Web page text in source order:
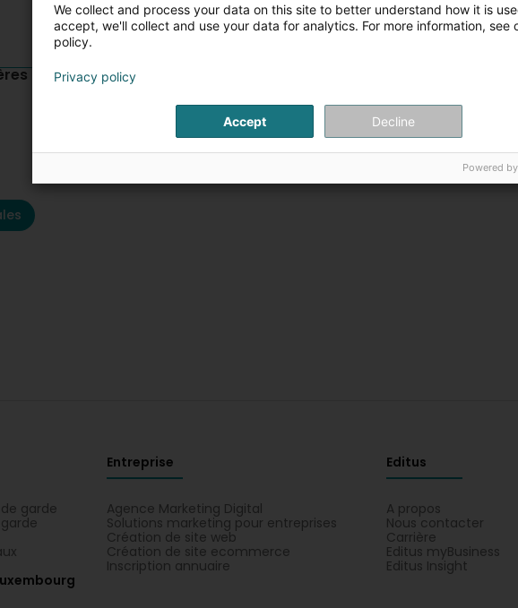
garde
Entreprise
Agence Marketing Digital
Solutions marketing pour entreprises
Création de site web
Création de site ecommerce
Inscription annuaire
Editus
A propos
Nous contacter
Carrière
Editus myBusiness
Editus Insight
We collect and process your data on this site to better understand how it is
accept, we'll collect and use your data for analytics. For more information, see
policy.
Privacy policy
Accept Decline
Powered by